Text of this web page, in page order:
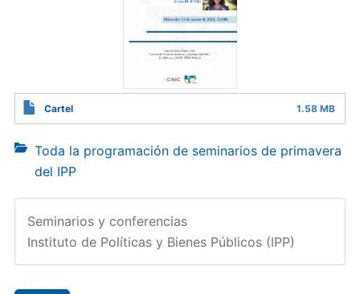
Cartel 1.58 MB
Toda la programación de seminarios de primavera
del IPP
Seminarios y conferencias
Instituto de Políticas y Bienes Públicos (IPP)